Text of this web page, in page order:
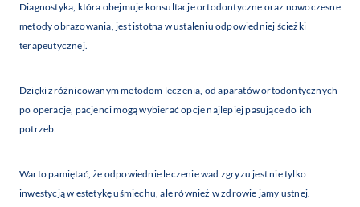
Diagnostyka, która obejmuje konsultacje ortodontyczne oraz nowoczesne
metody obrazowania, jest istotna w ustaleniu odpowiedniej ścieżki
terapeutycznej.
Dzięki zróżnicowanym metodom leczenia, od aparatów ortodontycznych
po operacje, pacjenci mogą wybierać opcje najlepiej pasujące do ich
potrzeb.
Warto pamiętać, że odpowiednie leczenie wad zgryzu jest nie tylko
inwestycją w estetykę uśmiechu, ale również w zdrowie jamy ustnej.